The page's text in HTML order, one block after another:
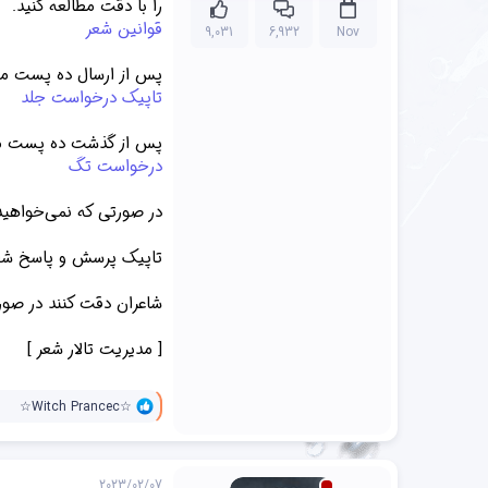
Nov
6,932
9,031
را با دقت مطالعه کنید.
قوانین شعر
پس از ارسال ده پست
تاپیک درخواست جلد
پس از گذشت ده پست
درخواست تگ
در صورتی که
تاپیک پرسش و پاسخ
شاعران دقت کنند در
[ مدیریت تالار شعر ]
و
ک
☆Witch Prancec☆